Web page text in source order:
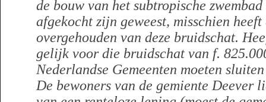
de bouw van het subtropische
afgekocht zijn geweest, misschien
overgehouden van deze bruidschat.
gelijk voor die bruidschat van f.
Nederlandse Gemeenten moeten
De bewoners van de gemiente Deever